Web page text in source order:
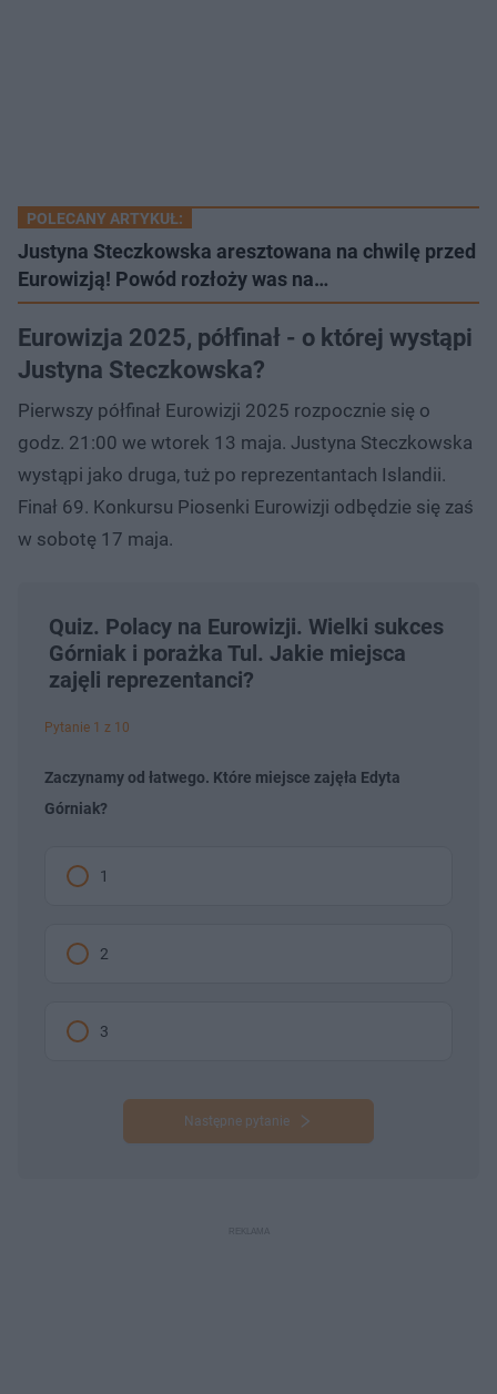
POLECANY ARTYKUŁ:
Justyna Steczkowska aresztowana na chwilę przed
Eurowizją! Powód rozłoży was na…
Eurowizja 2025, półfinał - o której wystąpi
Justyna Steczkowska?
Pierwszy półfinał Eurowizji 2025 rozpocznie się o
godz. 21:00 we wtorek 13 maja. Justyna Steczkowska
wystąpi jako druga, tuż po reprezentantach Islandii.
Finał 69. Konkursu Piosenki Eurowizji odbędzie się zaś
w sobotę 17 maja.
Quiz. Polacy na Eurowizji. Wielki sukces
Górniak i porażka Tul. Jakie miejsca
zajęli reprezentanci?
Pytanie 1 z 10
Zaczynamy od łatwego. Które miejsce zajęła Edyta
Górniak?
1
2
3
Następne pytanie